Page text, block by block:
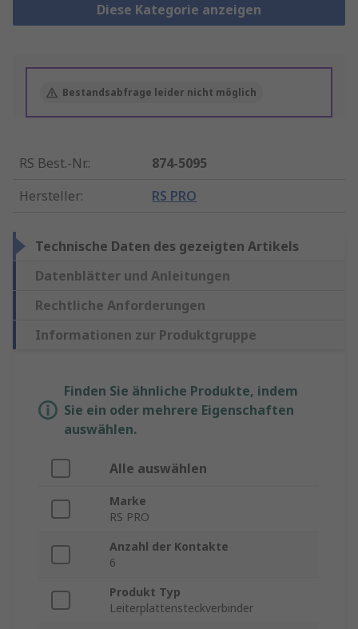
Diese Kategorie anzeigen
Bestandsabfrage leider nicht möglich
RS Best.-Nr.:
874-5095
Hersteller: RS PRO
Technische Daten des gezeigten Artikels
Datenblätter und Anleitungen
Rechtliche Anforderungen
Informationen zur Produktgruppe
Finden Sie ähnliche Produkte, indem
Sie ein oder mehrere Eigenschaften
auswählen.
Alle auswählen
Marke
RS PRO
Anzahl der Kontakte
6
Produkt Typ
Leiterplattensteckverbinder